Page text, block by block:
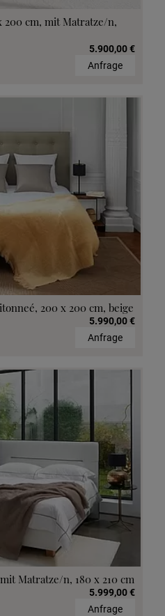
200 cm, mit Matratze/n,
5.900,00 €
Anfrage
200 x 200 cm, beige
5.990,00 €
Anfrage
Matratze/n, 180 x 210 cm
5.999,00 €
Anfrage